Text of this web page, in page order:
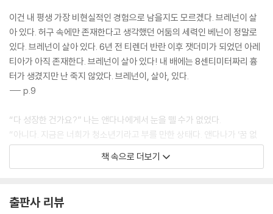
이건 내 평생 가장 비현실적인 경험으로 남을지도 모르겠다. 브레넌이 살
아 있다. 허구 속에만 존재한다고 생각했던 어둠의 세력인 베닌이 정말로
있다. 브레넌이 살아 있다. 6년 전 티렌더 반란 이후 잿더미가 되었던 아레
티아가 아직 존재한다. 브레넌이 살아 있다! 내 배에는 8센티미터짜리 흉
터가 생겼지만 난 죽지 않았다. 브레넌이, 살아, 있다.
--- p.9
“다 성장한 건가요?” 나는 앤다나에게서 눈을 뗄 수가 없었다.
“아니다. 지금은 너희가 청소년기라고 부를 만한 상태다. 앤다나가 ‘꿈 없
는 잠’에 진입해서 성장 과정을 마칠 수 있게 베일로 데리고 가야 한다. 깨
어나기 전에 경고해두는데, 지금은 좀… 위험한 시기로 악명이 높아.”
“아니다. 주위의 모두에게 위험할 뿐이야. 청소년기 드래곤이 계약을 맺지
책 속으로 더보기
출판사 리뷰